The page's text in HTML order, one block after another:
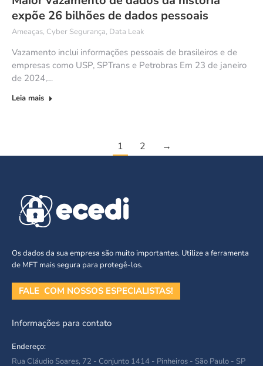
expõe 26 bilhões de dados pessoais
Ameaças, Cyber Segurança, Data Leak
Vazamento inclui informações pessoais de brasileiros e de
empresas como USP, SPTrans e Petrobras Em 23 de janeiro
de 2024,…
Leia mais
1 2 →
Os dados da sua empresa são muito importantes. Utilize a ferramenta
de MFT mais segura para protegê-los.
FALE COM NOSSOS ESPECIALISTAS!
Informações para contato
Endereço:
Rua Cláudio Soares, 72 - Conjunto 1414 - Pinheiros - São Paulo - SP